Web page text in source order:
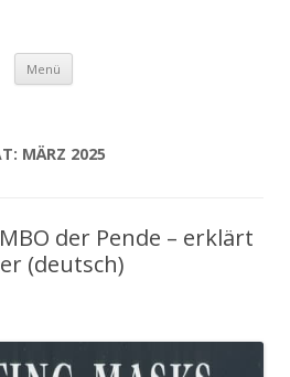
Menü Zum
springen
MÄRZ 2025
der Pende – erklärt
(deutsch)